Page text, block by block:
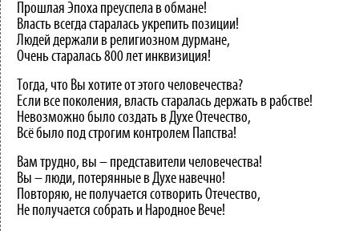
Прошлая Эпоха преуспела в обмане!
Власть всегда старалась укрепить позиции!
Людей держали в религиозном дурмане,
Очень старалась 800 лет инквизиция!
Тогда, что Вы хотите от этого человечества?
Если все поколения, власть старалась держать в рабстве!
Невозможно было создать в Духе Отечество,
Всё было под строгим контролем Папства!
Вам трудно, вы – представители человечества!
Вы – люди, потерянные в Духе навечно!
Повторяю, не получается сотворить Отечество,
Не получается собрать и Народное Вече!